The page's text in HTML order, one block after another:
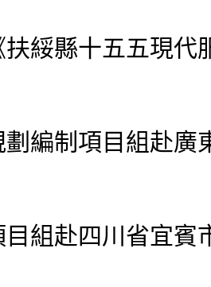
縣十五五現代
制項目組赴廣
赴四川省宜賓